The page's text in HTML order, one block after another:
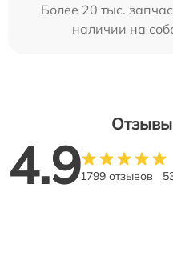
Более 20 тыс.
наличии на
Отзывы
4.91799 отзывов